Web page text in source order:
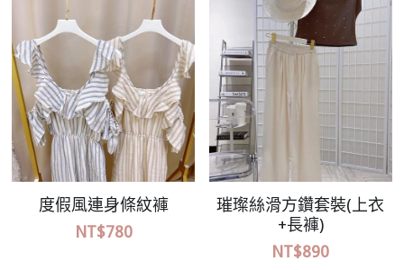
度假風連身條紋褲
NT$780
璀璨絲滑方鑽套裝(上衣
+長褲)
NT$890